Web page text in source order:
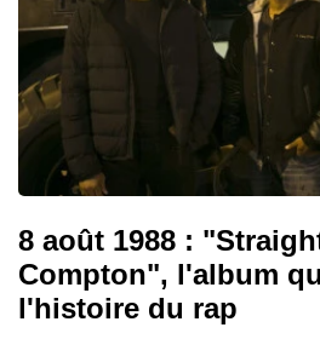
8 août 1988 :
Compton", l'album
l'histoire du rap